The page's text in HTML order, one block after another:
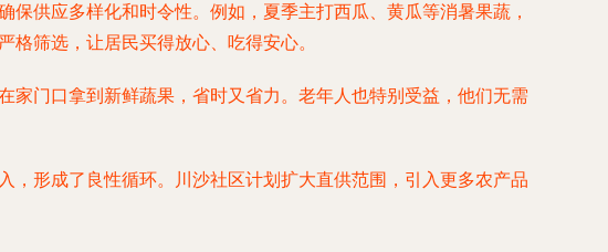
供应多样化和时令性。例如，夏季主打西瓜、黄瓜等消暑果蔬，
筛选，让居民买得放心、吃得安心。
门口拿到新鲜蔬果，省时又省力。老年人也特别受益，他们无需
形成了良性循环。川沙社区计划扩大直供范围，引入更多农产品